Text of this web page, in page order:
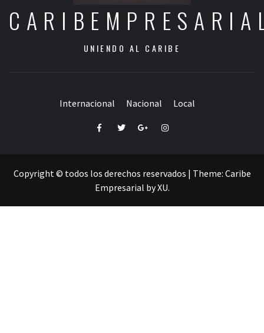
UNIENDO AL CARIBE
Internacional Nacional Local
FacebookTwitterGoogle+Instagram
Copyright © todos los derechos reservados | Theme: Caribe
Empresarial byXU.